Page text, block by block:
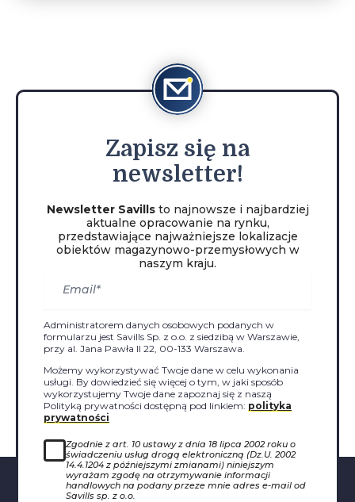
Zapisz się na
newsletter!
Newsletter Savillsto najnowsze i najbardziej
aktualne opracowanie na rynku,
przedstawiające najważniejsze lokalizacje
obiektów magazynowo-przemysłowych w
naszym kraju.
Administratorem danych osobowych podanych w
formularzu jest Savills Sp. z o.o. z siedzibą w Warszawie,
przy al. Jana Pawła II 22, 00-133 Warszawa.
Możemy wykorzystywać Twoje dane w celu wykonania
usługi. By dowiedzieć się więcej o tym, w jaki sposób
wykorzystujemy Twoje dane zapoznaj się z naszą
Polityką prywatności dostępną pod linkiem: polityka
prywatności
Zgodnie z art. 10 ustawy z dnia 18 lipca 2002 roku o
świadczeniu usług drogą elektroniczną (Dz.U. 2002
14.4.1204 z późniejszymi zmianami) niniejszym
wyrażam zgodę na otrzymywanie informacji
handlowych na podany przeze mnie adres e-mail od
Savills sp. z o.o.